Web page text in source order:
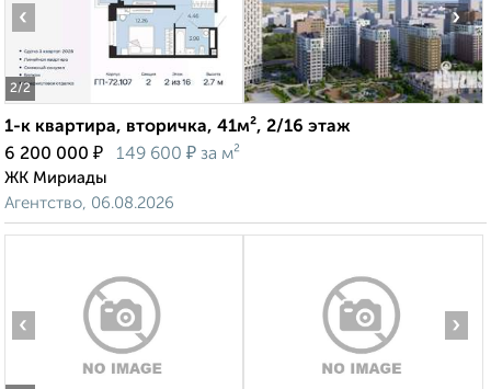
2/2
‹ ›
1-к квартира, вторичка, 41м², 2/16 этаж
6 200 000 ₽ 149 600 ₽ за м²
ЖК Мириады
Агентство, 06.08.2026
‹ ›